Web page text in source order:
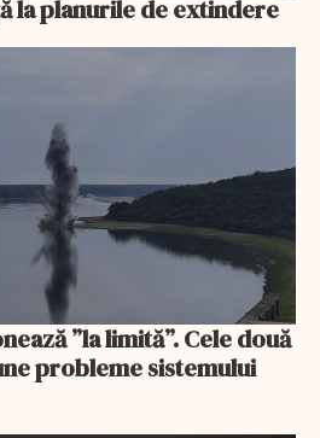
la planurile de extindere
”la limită”. Cele două
probleme sistemului